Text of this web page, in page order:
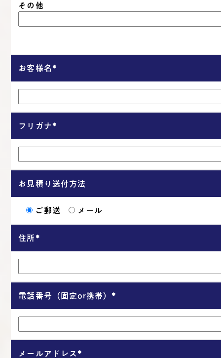
その他
お客様名*
フリガナ*
お見積り送付方法
ご郵送 メール
住所*
電話番号（固定or携帯）*
メールアドレス *